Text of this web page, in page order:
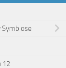
Symbiose
12